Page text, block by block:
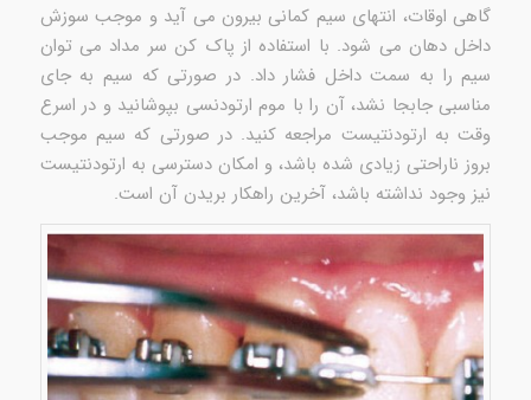
گاهی اوقات، انتهای سیم کمانی بیرون می آید و موجب سوزش
داخل دهان می شود. با استفاده از پاک کن سر مداد می توان
سیم را به سمت داخل فشار داد. در صورتی که سیم به جای
مناسبی جابجا نشد، آن را با موم ارتودنسی بپوشانید و در اسرع
وقت به ارتودنتیست مراجعه کنید. در صورتی که سیم موجب
بروز ناراحتی زیادی شده باشد، و امکان دسترسی به ارتودنتیست
نیز وجود نداشته باشد، آخرین راهکار بریدن آن است.